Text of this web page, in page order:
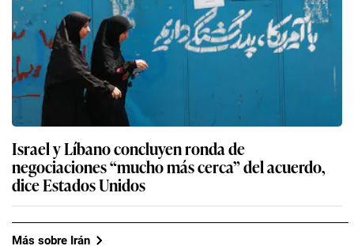
Israel y Líbano concluyen ronda de
negociaciones “mucho más cerca” del acuerdo,
dice Estados Unidos
Más sobre Irán